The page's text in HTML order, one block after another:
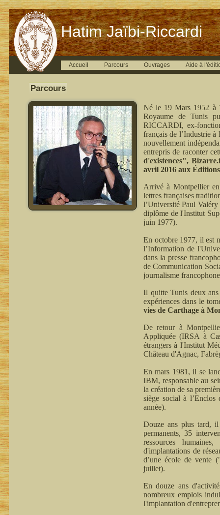
Hatim Jaïbi-Riccardi
Accueil Parcours Ouvrages Aide à
Parcours
Né le 19 Mars 1952 à
Royaume de Tunis
RICCARDI, ex-
français de l’Industrie à
nouvellement
entrepris de raconter
d'existences",
avril 2016 aux
Arrivé à Montpellier
lettres françaises
l’Université Paul
diplôme de l'Institut
juin 1977).
En octobre 1977, il est
l’Information de
dans la presse
de Communication
journalisme
Il quitte Tunis deux
expériences dans le
vies de Carthage à
De retour à
Appliquée (IRSA à
étrangers à l'Institut
Château d'Agnac,
En mars 1981, il se
IBM, responsable au
la création de sa
siège social à
année).
Douze ans plus tard,
permanents, 35
ressources
d'implantations de
d’une école de vente
juillet).
En douze ans
nombreux emplois
l'implantation